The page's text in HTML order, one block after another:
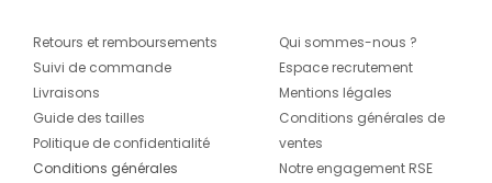
Retours et remboursements
Suivi de commande
Livraisons
Guide des tailles
Politique de confidentialité
Conditions générales
Qui sommes-nous ?
Espace recrutement
Mentions légales
Conditions générales de
ventes
Notre engagement RSE